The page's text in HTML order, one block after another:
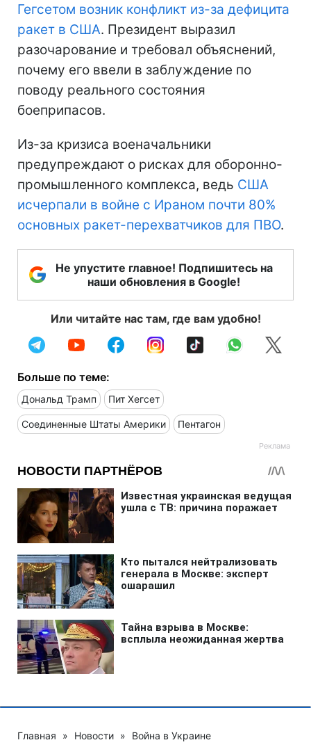
Гегсетом возник конфликт из-за дефицита
ракет в США. Президент выразил
разочарование и требовал объяснений,
почему его ввели в заблуждение по
поводу реального состояния
боеприпасов.
Из-за кризиса военачальники
предупреждают о рисках для оборонно-
промышленного комплекса, ведь США
исчерпали в войне с Ираном почти 80%
основных ракет-перехватчиков для ПВО.
Не упустите главное! Подпишитесь на
наши обновления в Google!
Или читайте нас там, где вам удобно!
Больше по теме:
Дональд Трамп Пит Хегсет
Соединенные Штаты Америки Пентагон
Главная » Новости » Война в Украине